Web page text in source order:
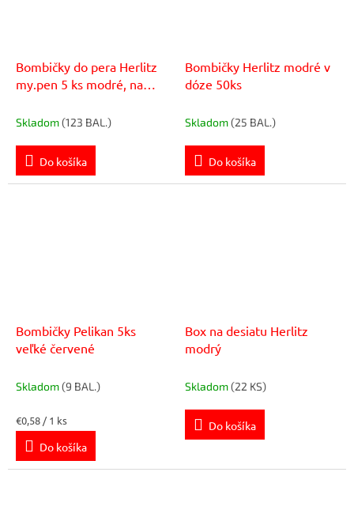
Bombičky do pera Herlitz
my.pen 5 ks modré, na
Skladom(123 BAL.)
Do košíka
Bombičky Herlitz modré v
dóze 50ks
Skladom(25 BAL.)
Do košíka
Bombičky Pelikan 5ks
veľké červené
Skladom(9 BAL.)
Jednotková
cena:
€0,58 / 1 ks
Do košíka
Box na desiatu Herlitz
modrý
Skladom(22 KS)
Do košíka